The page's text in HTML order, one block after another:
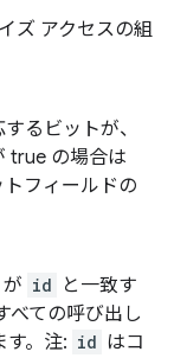
ズ アクセスの組
るビットが、
true の場合は
フィールドの
が id
と一致す
べての呼び出し
す。注: id はコ